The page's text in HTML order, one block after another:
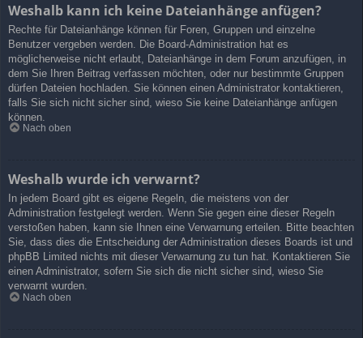
Weshalb kann ich keine Dateianhänge anfügen?
Rechte für Dateianhänge können für Foren, Gruppen und einzelne
Benutzer vergeben werden. Die Board-Administration hat es
möglicherweise nicht erlaubt, Dateianhänge in dem Forum anzufügen, in
dem Sie Ihren Beitrag verfassen möchten, oder nur bestimmte Gruppen
dürfen Dateien hochladen. Sie können einen Administrator kontaktieren,
falls Sie sich nicht sicher sind, wieso Sie keine Dateianhänge anfügen
können.
Nach oben
Weshalb wurde ich verwarnt?
In jedem Board gibt es eigene Regeln, die meistens von der
Administration festgelegt werden. Wenn Sie gegen eine dieser Regeln
verstoßen haben, kann sie Ihnen eine Verwarnung erteilen. Bitte beachten
Sie, dass dies die Entscheidung der Administration dieses Boards ist und
phpBB Limited nichts mit dieser Verwarnung zu tun hat. Kontaktieren Sie
einen Administrator, sofern Sie sich die nicht sicher sind, wieso Sie
verwarnt wurden.
Nach oben